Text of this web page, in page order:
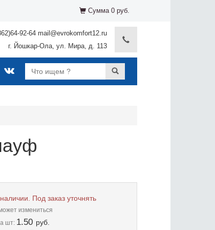
Сумма 0 руб.
92-64 mail@evrokomfort12.ru
г. Йошкар-Ола, ул. Мира, д. 113
Под заказ уточнять
измениться
шт: 1.50 руб.